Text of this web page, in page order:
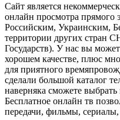
Сайт является
онлайн просмотра прямого
Российским, Украинским,
территории других стран
Государств). У нас вы
хорошем качестве, плюс
для приятного
сделали большой каталог
наверняка сможете
Бесплатное онлайн тв
передачи, фильмы,